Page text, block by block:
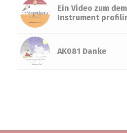
Ein Video zum
Instrument
AK081 Danke